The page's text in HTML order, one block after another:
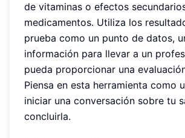
de vitaminas o efectos
medicamentos. Utiliza los
prueba como un punto de datos,
información para llevar a un
pueda proporcionar una
Piensa en esta herramienta como
iniciar una conversación sobre tu
concluirla.